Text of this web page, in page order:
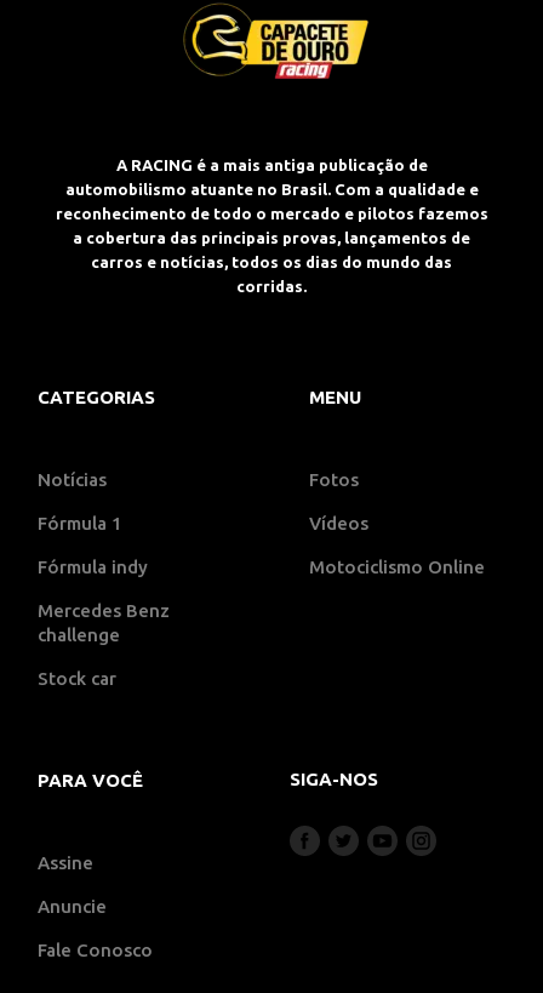
A RACING é a mais antiga publicação de
automobilismo atuante no Brasil. Com a qualidade e
reconhecimento de todo o mercado e pilotos fazemos
a cobertura das principais provas, lançamentos de
carros e notícias, todos os dias do mundo das
corridas.
CATEGORIAS
Notícias
Fórmula 1
Fórmula indy
Mercedes Benz
challenge
Stock car
MENU
Fotos
Vídeos
Motociclismo Online
PARA VOCÊ
Assine
Anuncie
Fale Conosco
SIGA-NOS